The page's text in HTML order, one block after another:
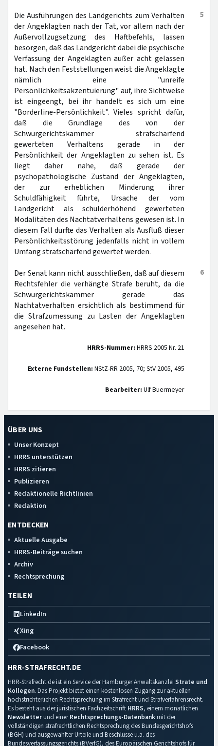
5
Die Ausführungen des Landgerichts zum Verhalten
der Angeklagten nach der Tat, vor allem nach der
Außervollzugsetzung des Haftbefehls, lassen
besorgen, daß das Landgericht dabei die psychische
Verfassung der Angeklagten außer acht gelassen
hat. Nach den Feststellungen weist die Angeklagte
nämlich eine "unreife
Persönlichkeitsakzentuierung" auf, ihre Sichtweise
ist eingeengt, bei ihr handelt es sich um eine
"Borderline-Persönlichkeit". Vieles spricht dafür,
daß die Grundlage des von der
Schwurgerichtskammer strafschärfend
gewerteten Verhaltens gerade in der
Persönlichkeit der Angeklagten zu sehen ist. Es
liegt daher nahe, daß gerade der
psychopathologische Zustand der Angeklagten,
der zur erheblichen Minderung ihrer
Schuldfähigkeit führte, Ursache der vom
Landgericht als schulderhöhend gewerteten
Modalitäten des Nachtatverhaltens gewesen ist. In
diesem Fall durfte das Verhalten als Ausfluß dieser
Persönlichkeitsstörung jedenfalls nicht in vollem
Umfang strafschärfend gewertet werden.
6
Der Senat kann nicht ausschließen, daß auf diesem
Rechtsfehler die verhängte Strafe beruht, da die
Schwurgerichtskammer gerade das
Nachtatverhalten ersichtlich als bestimmend für
die Strafzumessung zu Lasten der Angeklagten
angesehen hat.
HRRS-Nummer: HRRS 2005 Nr. 21
Externe Fundstellen: NStZ-RR 2005, 70; StV 2005, 495
Bearbeiter: Ulf Buermeyer
ÜBER UNS
Unser Konzept
HRRS unterstützen
HRRS zitieren
Publizieren
Redaktionelle Richtlinien
Redaktion
ENTDECKEN
Aktuelle Ausgabe
HRRS-Beiträge suchen
Archiv
Rechtsprechung
TEILEN
LinkedIn
Xing
Facebook
HRR-STRAFRECHT.DE
HRR-Strafrecht.de ist ein Service der Hamburger Anwaltskanzlei Strate und
Kollegen. Das Projekt bietet einen kostenlosen Zugang zur aktuellen
höchstrichterlichen Rechtsprechung im Strafrecht und Strafverfahrensrecht.
Es besteht aus der juristischen Fachzeitschrift HRRS, einem monatlichen
Newsletterund einerRechtsprechungs-Datenbankmit der
vollständigen strafrechtlichen Rechtsprechung des Bundesgerichtshofs
(BGH) und ausgewählter Urteile und Beschlüsse u.a. des
Bundesverfassungsgerichts (BVerfG), des Europäischen Gerichtshofs für